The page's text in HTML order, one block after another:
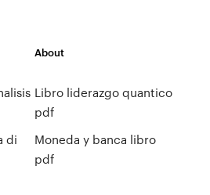
di
About
Libro liderazgo quantico
pdf
Moneda y banca libro
pdf